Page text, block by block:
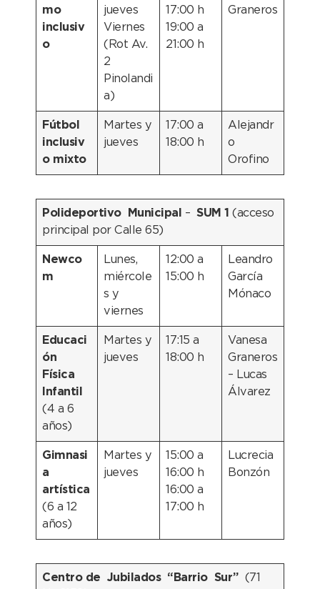
mo
inclusiv
o
jueves
Viernes
(Rot Av.
2
Pinolandi
a)
17:00 h
19:00 a
21:00 h
Graneros
Fútbol
inclusiv
o mixto
Martes y
jueves
17:00 a
18:00 h
Alejandr
o
Orofino
Polideportivo Municipal – SUM 1 (acceso
principal por Calle 65)
Newco
m
Lunes,
miércole
s y
viernes
12:00 a
15:00 h
Leandro
García
Mónaco
Educaci
ón
Física
Infantil
(4 a 6
años)
Martes y
jueves
17:15 a
18:00 h
Vanesa
Graneros
– Lucas
Álvarez
Gimnasi
a
artística
(6 a 12
años)
Martes y
jueves
15:00 a
16:00 h
16:00 a
17:00 h
Lucrecia
Bonzón
Centro de Jubilados “Barrio Sur”(71